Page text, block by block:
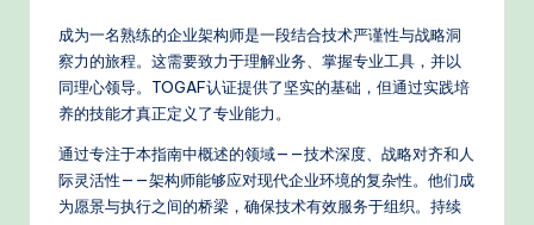
成为一名熟练的企业架构师是一段结合技术严谨性与战略洞
察力的旅程。这需要致力于理解业务、掌握专业工具，并以
同理心领导。TOGAF认证提供了坚实的基础，但通过实践培
养的技能才真正定义了专业能力。
通过专注于本指南中概述的领域——技术深度、战略对齐和人
际灵活性——架构师能够应对现代企业环境的复杂性。他们成
为愿景与执行之间的桥梁，确保技术有效服务于组织。持续